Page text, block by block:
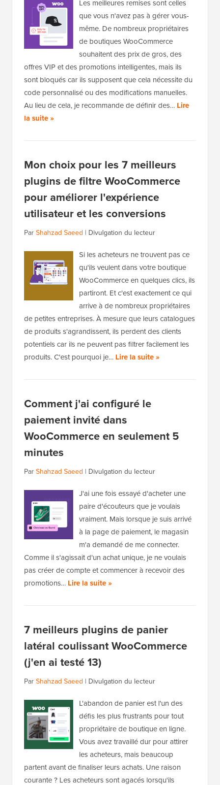
Les meilleures remises sont celles
que vous n'avez pas à gérer vous-
même. De nombreux propriétaires
de boutiques WooCommerce
souhaitent des prix de gros, des
offres VIP et des promotions intelligentes, mais ils
sont bloqués car ils supposent que cela nécessite du
code personnalisé ou des modifications manuelles.
Au lieu de cela, je recommande de définir des… Lire
la suite »
Mon choix pour les 7 meilleurs
plugins de filtre WooCommerce
pour améliorer l'expérience
utilisateur et les conversions
ParShahzad Saeed | Divulgation du lecteur
Si les acheteurs ne trouvent pas ce
qu'ils veulent dans votre boutique
WooCommerce en quelques clics, ils
partiront. Et c'est exactement ce qui
arrive à de nombreux propriétaires
de petites entreprises. À mesure que leurs catalogues
de produits s'agrandissent, ils perdent des clients
potentiels car ils ne peuvent pas filtrer facilement les
produits. C'est pourquoi je… Lire la suite »
Comment j'ai configuré le
paiement invité dans
WooCommerce en seulement 5
minutes
ParShahzad Saeed | Divulgation du lecteur
J'ai une fois essayé d'acheter une
paire d'écouteurs que je voulais
vraiment. Mais lorsque je suis arrivé
à la page de paiement, le magasin
m'a demandé de me connecter.
Comme il s'agissait d'un achat unique, je ne voulais
pas créer de compte et commencer à recevoir des
promotions… Lire la suite »
7 meilleurs plugins de panier
latéral coulissant WooCommerce
(j'en ai testé 13)
ParShahzad Saeed | Divulgation du lecteur
L'abandon de panier est l'un des
défis les plus frustrants pour tout
propriétaire de boutique en ligne.
Vous avez travaillé dur pour attirer
les acheteurs, mais beaucoup
partent avant de finaliser leurs achats. Une raison
courante ? Les acheteurs sont agacés lorsqu'ils